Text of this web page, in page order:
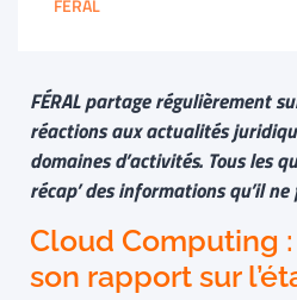
FÉRAL
FÉRAL partage régulièrement
réactions aux actualités
domaines d’activités. Tous les
récap’ des informations qu’il
Cloud Computing :
son rapport sur